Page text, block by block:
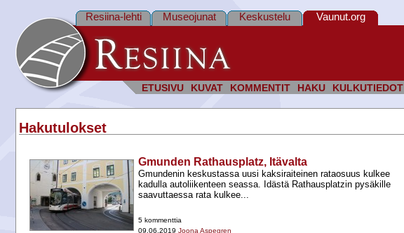
ETUSIVU KUVAT KOMMENTIT HAKU KULKUTIEDOT
Resiina-lehti Museojunat Keskustelu Vaunut.org
Hakutulokset
Gmunden Rathausplatz, Itävalta
Gmundenin keskustassa uusi kaksiraiteinen rataosuus kulkee
kadulla autoliikenteen seassa. Idästä Rathausplatzin pysäkille
saavuttaessa rata kulkee...
5 kommenttia
09.06.2019 Joona Aspegren